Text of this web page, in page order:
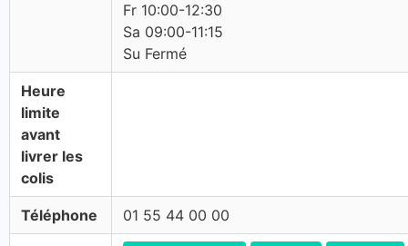
Fr 10:00-12:30
Sa 09:00-11:15
Su Fermé
Heure
limite
avant
livrer les
colis
Téléphone 01 55 44 00 00